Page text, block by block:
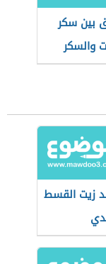
بين سكر
والسكر
زيت القسط